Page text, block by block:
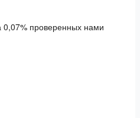
0,07% проверенных нами